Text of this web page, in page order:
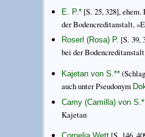
E. P.* [S. 25, 328],
der Bodencreditanstalt,
Roserl (Rosa) P. [S. 39,
bei der Bodencreditanstalt
Kajetan von S.**
auch unter Pseudonym
Camy (Camilla) von S.*
Kajetan